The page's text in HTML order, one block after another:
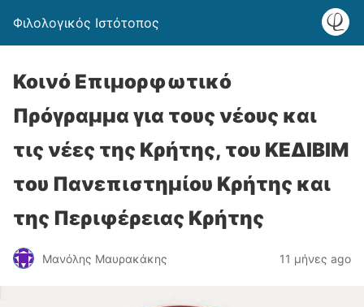
Φιλολογικός Ιστότοπος
Κοινό Επιμορφωτικό
Πρόγραμμα για τους νέους και
τις νέες της Κρήτης, του ΚΕΔΙΒΙΜ
του Πανεπιστημίου Κρήτης και
της Περιφέρειας Κρήτης
Μανόλης Μαυρακάκης 11 μήνες ago